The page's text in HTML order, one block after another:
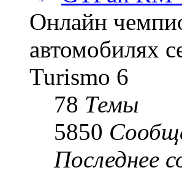
Онлайн
автомобилях
Turismo 6
78 Темы
5850
Последнее